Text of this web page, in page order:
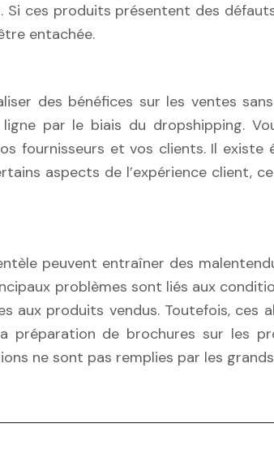
Si ces produits présentent des
entachée.
des bénéfices sur les ventes
par le biais du dropshipping.
fournisseurs et vos clients. Il existe
aspects de l’expérience client,
peuvent entraîner des
problèmes sont liés aux
aux produits vendus. Toutefois, ces
préparation de brochures sur les
ne sont pas remplies par les